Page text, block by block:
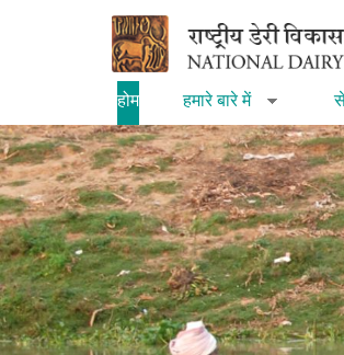
होम हमारे बारे में